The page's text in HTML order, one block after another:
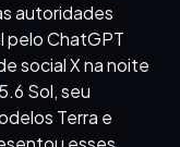
autoridades
pelo ChatGPT
social X na noite
Sol, seu
Terra e